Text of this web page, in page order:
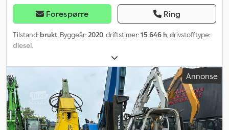
Forespørre Ring
Tilstand: brukt, Byggeår:2020, driftstimer:15 646 h, drivstofftype:
diesel,
Annonse